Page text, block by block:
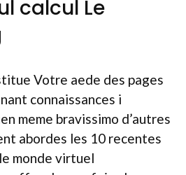
calcul Le
Votre aede des pages
connaissances i
meme bravissimo d’autres
abordes les 10 recentes
monde virtuel